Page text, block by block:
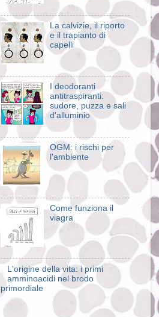
La calvizie, il riporto
e il trapianto di
capelli
I deodoranti
antitraspiranti:
sudore, puzza e sali
d'alluminio
OGM: i rischi per
l'ambiente
Come funziona il
viagra
L'origine della vita: i primi
amminoacidi nel brodo
primordiale